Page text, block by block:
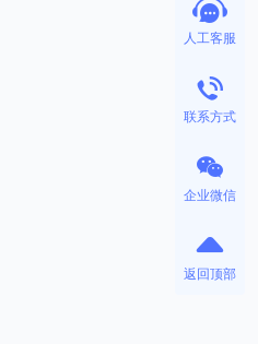
人工客服
联系方式
企业微信
返回顶部